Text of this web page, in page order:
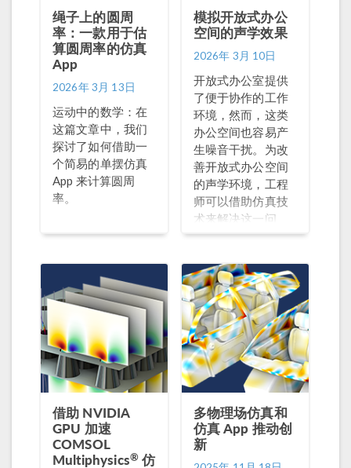
绳子上的圆周
率：一款用于估
算圆周率的仿真
App
2026年 3月 13日
运动中的数学：在
这篇文章中，我们
探讨了如何借助一
个简易的单摆仿真
App 来计算圆周
率。
模拟开放式办公
空间的声学效果
2026年 3月 10日
开放式办公室提供
了便于协作的工作
环境，然而，这类
办公空间也容易产
生噪音干扰。为改
善开放式办公空间
的声学环境，工程
师可以借助仿真技
术来解决这一问
题。
借助 NVIDIA
GPU 加速
COMSOL
Multiphysics® 仿
多物理场仿真和
仿真 App 推动创
新